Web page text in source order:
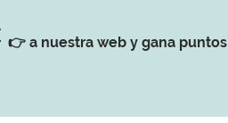
👉 a nuestra web y gana puntos